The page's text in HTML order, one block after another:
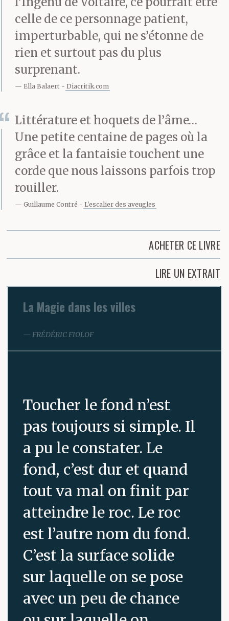
celle de ce personnage patient,
imperturbable, qui ne s’étonne de
rien et surtout pas du plus
surprenant.
Ella Balaert Diacritik.com
Littérature et hoquets de l’âme…
Une petite centaine de pages où la
grâce et la fantaisie touchent une
corde que nous laissons parfois trop
rouiller.
Guillaume Contré L'escalier des aveugles
ACHETER CE LIVRE
LIRE UN EXTRAIT
La Magie dans les villes
FRÉDÉRIC FIOLOF
Toucher le fond n’est
pas toujours si simple. Il
a pu le constater. Le
fond, c’est dur et quand
tout va mal on finit par
atteindre le roc. Le roc
est l’autre nom du fond.
C’est la surface solide
sur laquelle on se pose
avec un peu de chance